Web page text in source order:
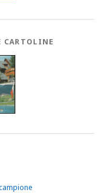
CARTOLINE